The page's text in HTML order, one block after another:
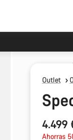
Outlet
4.499
Precio
Ahorras